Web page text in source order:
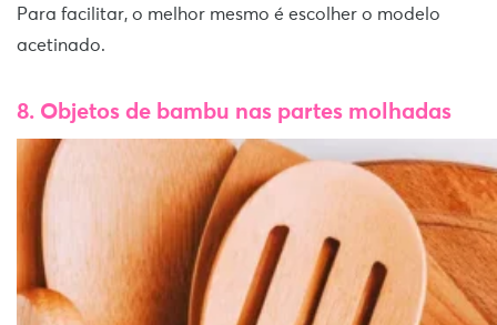
Para facilitar, o melhor mesmo é escolher o modelo
acetinado.
8. Objetos de bambu nas partes molhadas